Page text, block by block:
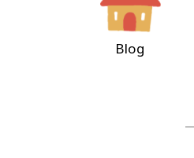
Blog